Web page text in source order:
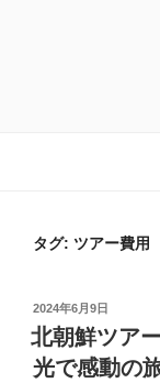
タグ: ツアー費用
投
稿
日:
2024年6月9日
北朝鮮ツア
光で感動の